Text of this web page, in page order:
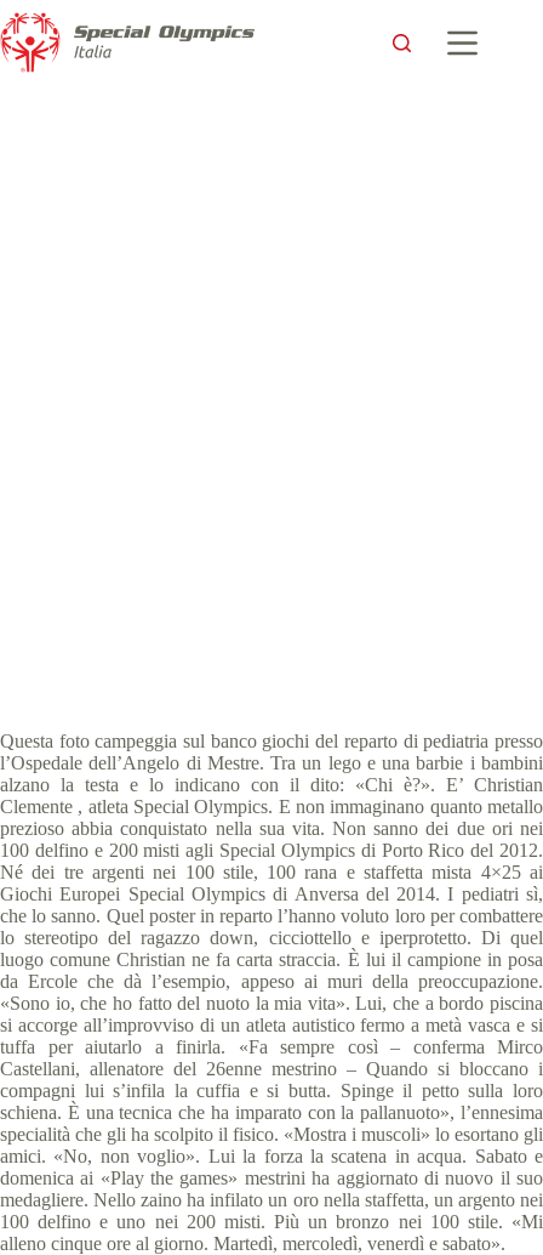
Questa foto campeggia sul banco giochi del reparto di pediatria presso
l’Ospedale dell’Angelo di Mestre. Tra un lego e una barbie i bambini
alzano la testa e lo indicano con il dito: «Chi è?». E’ Christian
Clemente , atleta Special Olympics. E non immaginano quanto metallo
prezioso abbia conquistato nella sua vita. Non sanno dei due ori nei
100 delfino e 200 misti agli Special Olympics di Porto Rico del 2012.
Né dei tre argenti nei 100 stile, 100 rana e staffetta mista 4×25 ai
Giochi Europei Special Olympics di Anversa del 2014. I pediatri sì,
che lo sanno. Quel poster in reparto l’hanno voluto loro per combattere
lo stereotipo del ragazzo down, cicciottello e iperprotetto. Di quel
luogo comune Christian ne fa carta straccia. È lui il campione in posa
da Ercole che dà l’esempio, appeso ai muri della preoccupazione.
«Sono io, che ho fatto del nuoto la mia vita». Lui, che a bordo piscina
si accorge all’improvviso di un atleta autistico fermo a metà vasca e si
tuffa per aiutarlo a finirla. «Fa sempre così – conferma Mirco
Castellani, allenatore del 26enne mestrino – Quando si bloccano i
compagni lui s’infila la cuffia e si butta. Spinge il petto sulla loro
schiena. È una tecnica che ha imparato con la pallanuoto», l’ennesima
specialità che gli ha scolpito il fisico. «Mostra i muscoli» lo esortano gli
amici. «No, non voglio». Lui la forza la scatena in acqua. Sabato e
domenica ai «Play the games» mestrini ha aggiornato di nuovo il suo
medagliere. Nello zaino ha infilato un oro nella staffetta, un argento nei
100 delfino e uno nei 200 misti. Più un bronzo nei 100 stile. «Mi
alleno cinque ore al giorno. Martedì, mercoledì, venerdì e sabato».